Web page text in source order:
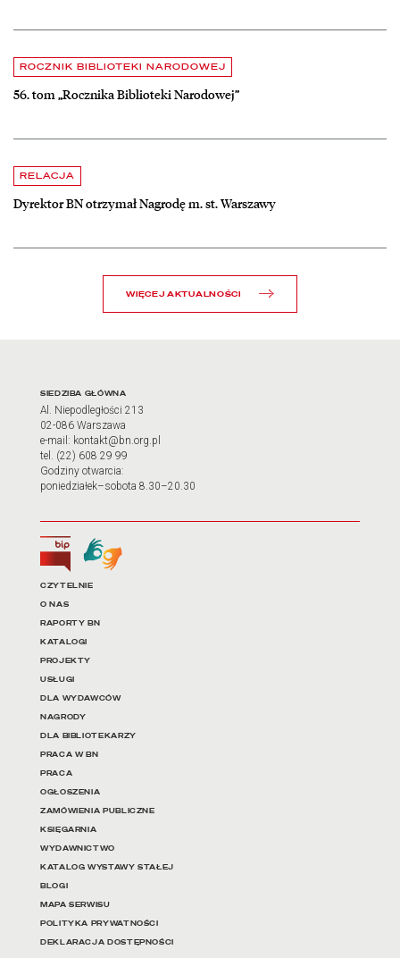
ROCZNIK BIBLIOTEKI NARODOWEJ
56. tom „Rocznika Biblioteki Narodowej”
czytaj więcej o 56. tom „Rocznika Biblioteki Narodowej”
RELACJA
Dyrektor BN otrzymał Nagrodę m. st. Warszawy
czytaj więcej o Dyrektor BN otrzymał Nagrodę m. st. Warszawy
WIĘCEJ AKTUALNOŚCI
Adres oraz godziny
SIEDZIBA GŁÓWNA
Al. Niepodległości 213
02-086 Warszawa
e-mail: kontakt@bn.org.pl
tel. (22) 608 29 99
Godziny otwarcia:
poniedziałek–sobota 8.30–20.30
Biuletyn Informacji Publicznej
Tłumacz języka migowego
Linki do najważniejszych
CZYTELNIE
O NAS
RAPORTY BN
KATALOGI
PROJEKTY
USŁUGI
DLA WYDAWCÓW
NAGRODY
DLA BIBLIOTEKARZY
PRACA W BN
PRACA
OGŁOSZENIA
ZAMÓWIENIA PUBLICZNE
KSIĘGARNIA
WYDAWNICTWO
KATALOG WYSTAWY STAŁEJ
BLOGI
MAPA SERWISU
POLITYKA PRYWATNOŚCI
DEKLARACJA DOSTĘPNOŚCI